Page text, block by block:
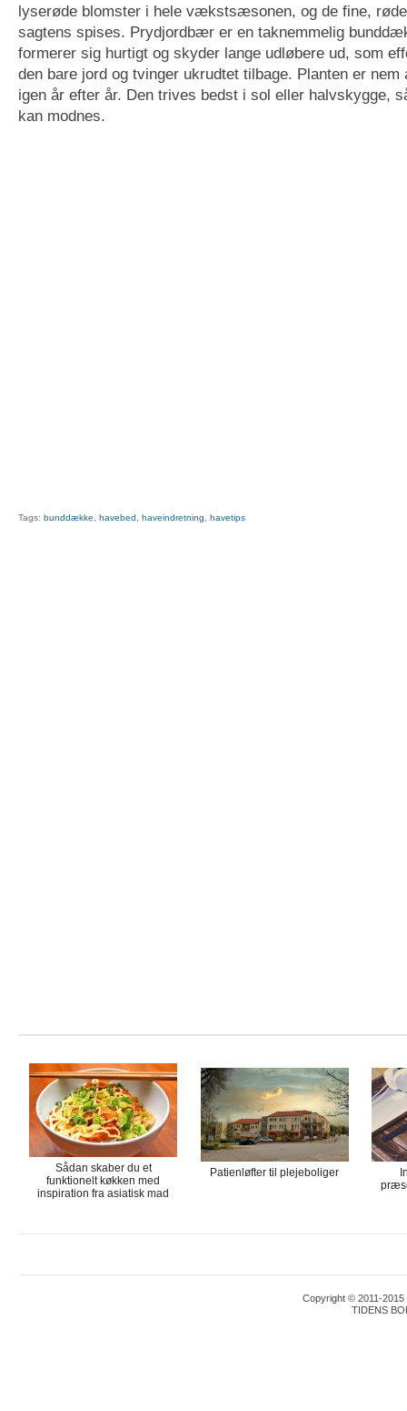
lyserøde blomster i hele vækstsæsonen, og de fine,
sagtens spises. Prydjordbær er en taknemmelig
formerer sig hurtigt og skyder lange udløbere ud, som
den bare jord og tvinger ukrudtet tilbage. Planten er nem
igen år efter år. Den trives bedst i sol eller halvskygge,
kan modnes.
Tags: bunddække havebed haveindretning havetips
Sådan skaber du et
funktionelt køkken med
inspiration fra asiatisk mad
Patienløfter til plejeboliger
Copyright © 2011-2015
TIDENS